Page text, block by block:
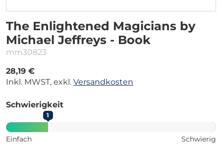
The Enlightened Magicians by
Michael Jeffreys - Book
mm30823
28,19 €
Inkl. MWST, exkl. Versandkosten
Schwierigkeit
1
Einfach Schwierig